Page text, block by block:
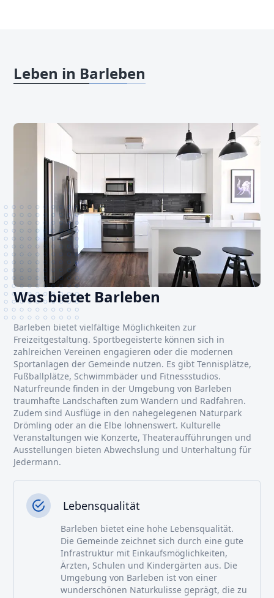
Leben in Barleben
Was bietet Barleben
Barleben bietet vielfältige Möglichkeiten zur
Freizeitgestaltung. Sportbegeisterte können sich in
zahlreichen Vereinen engagieren oder die modernen
Sportanlagen der Gemeinde nutzen. Es gibt Tennisplätze,
Fußballplätze, Schwimmbäder und Fitnessstudios.
Naturfreunde finden in der Umgebung von Barleben
traumhafte Landschaften zum Wandern und Radfahren.
Zudem sind Ausflüge in den nahegelegenen Naturpark
Drömling oder an die Elbe lohnenswert. Kulturelle
Veranstaltungen wie Konzerte, Theateraufführungen und
Ausstellungen bieten Abwechslung und Unterhaltung für
Jedermann.
Lebensqualität
Barleben bietet eine hohe Lebensqualität.
Die Gemeinde zeichnet sich durch eine gute
Infrastruktur mit Einkaufsmöglichkeiten,
Ärzten, Schulen und Kindergärten aus. Die
Umgebung von Barleben ist von einer
wunderschönen Naturkulisse geprägt, die zu